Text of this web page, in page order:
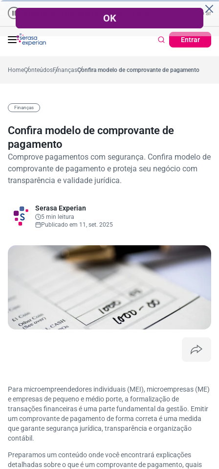
Empresas | Recuperação de Crédito Percentual médio no ano
Entrar
Cartão de Crédito | Cadastro
HomeConteúdosFinançasConfira modelo de comprovante de pagamento
Finanças
Confira modelo de comprovante de
pagamento
Comprove pagamentos com segurança. Confira modelo de
comprovante de pagamento e proteja seu negócio com
transparência e validade jurídica.
Serasa Experian
5 min leitura
Publicado em 11, set. 2025
Para microempreendedores individuais (MEI), microempresas (ME)
e empresas de pequeno e médio porte, a formalização de
transações financeiras é uma parte fundamental da gestão. Emitir
um comprovante de pagamento de forma correta é uma medida
que garante segurança jurídica, transparência e organização
contábil.
Preparamos um conteúdo onde você encontrará explicações
detalhadas sobre o que é um comprovante de pagamento, quais